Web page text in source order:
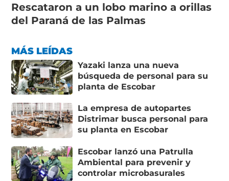
Rescataron a un lobo marino a orillas
del Paraná de las Palmas
MÁS LEÍDAS
Yazaki lanza una nueva
búsqueda de personal para su
planta de Escobar
La empresa de autopartes
Distrimar busca personal para
su planta en Escobar
Escobar lanzó una Patrulla
Ambiental para prevenir y
controlar microbasurales